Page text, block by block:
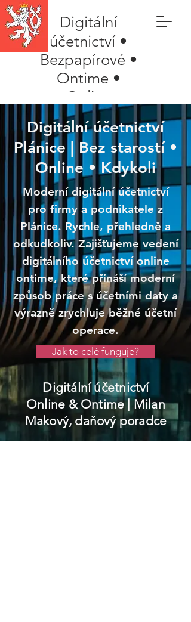
Digitální
účetnictví •
Bezpapírové •
Ontime •
Online
Digitální účetnictví
Plánice | Bez starostí •
Online • Kdykoli
Moderní digitální účetnictví
pro firmy a podnikatele z
Plánice. Rychle, přehledně a
odkudkoliv. Zajišťujeme vedení
digitálního účetnictví online
ontime, které přináší moderní
způsob práce s účetními daty a
výrazně zrychluje běžné účetní
operace.
Jak to celé funguje?
Digitální účetnictví
Online & Ontime| Milan
Makový, daňový poradce